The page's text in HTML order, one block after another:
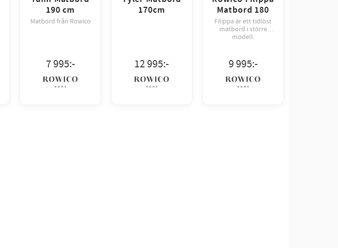
190 cm
Matbord från Rowico
7 995:-
170cm
12 995:-
Matbord 180
Filippa är ett tidlöst
matbord i större
modell.
9 995:-